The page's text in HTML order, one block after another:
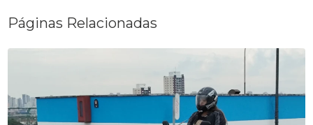
Páginas Relacionadas